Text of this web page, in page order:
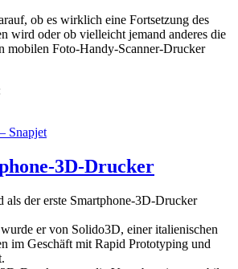
ob es wirklich eine Fortsetzung des
wird oder ob vielleicht jemand anderes die
mobilen Foto-Handy-Scanner-Drucker
Snapjet
3D-Drucker
der erste Smartphone-3D-Drucker
er von Solido3D, einer italienischen
im Geschäft mit Rapid Prototyping und